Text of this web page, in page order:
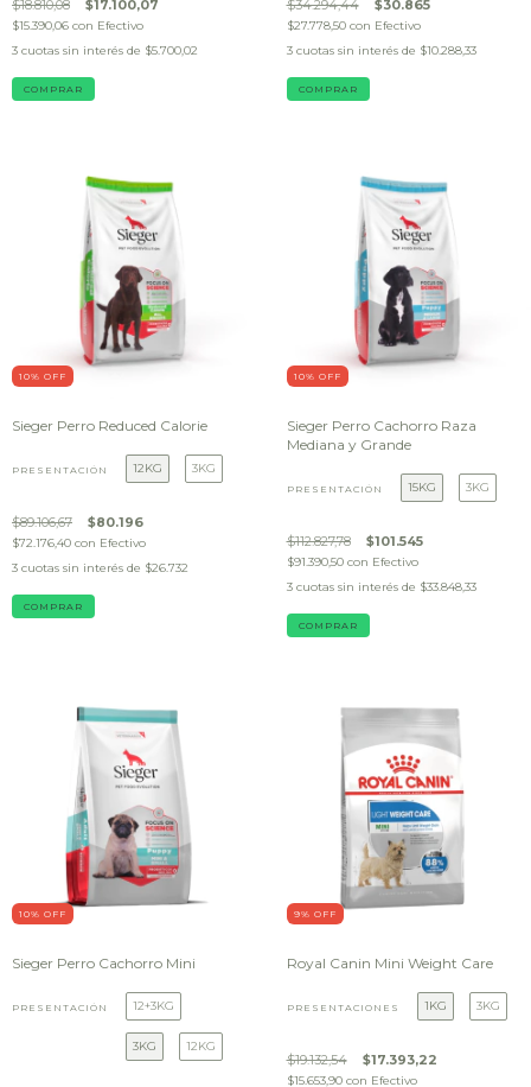
$18.810,08 $17.100,07
$15.390,06 con Efectivo
3 cuotas sin interés de $5.700,02
COMPRAR
$34.294,44 $30.865
$27.778,50 con Efectivo
3 cuotas sin interés de $10.288,33
COMPRAR
10% OFF
Sieger Perro Reduced Calorie
PRESENTACIÓN 12KG 3KG
$89.106,67 $80.196
$72.176,40 con Efectivo
3 cuotas sin interés de $26.732
COMPRAR
10% OFF
Sieger Perro Cachorro Raza
Mediana y Grande
PRESENTACIÓN 15KG 3KG
$112.827,78 $101.545
$91.390,50 con Efectivo
3 cuotas sin interés de $33.848,33
COMPRAR
10% OFF
Sieger Perro Cachorro Mini
PRESENTACIÓN 12+3KG
3KG 12KG
9% OFF
Royal Canin Mini Weight Care
PRESENTACIONES 1KG 3KG
$19.132,54 $17.393,22
$15.653,90 con Efectivo